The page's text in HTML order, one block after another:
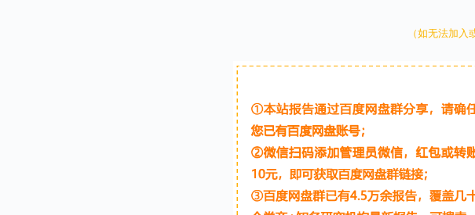
（如无法加入